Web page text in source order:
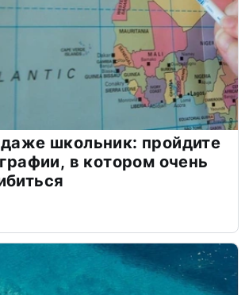
школьник: пройдите
в котором очень